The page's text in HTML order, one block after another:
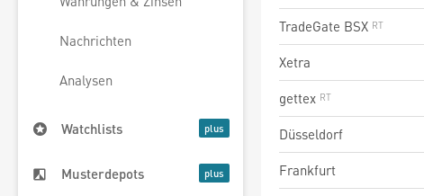
Nachrichten
Analysen
Watchlists
Musterdepots
TradeGate BSX
Xetra
gettex
Düsseldorf
Frankfurt